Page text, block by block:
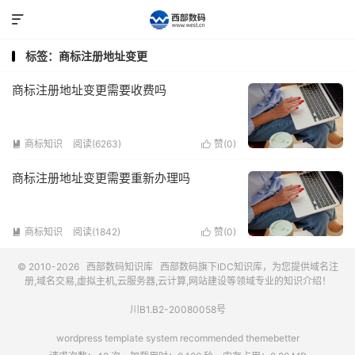

标签：商标注册地址变更
商标注册地址变更需要收费吗
 商标知识 阅读(6263)  赞(0)
商标注册地址变更需要重新办理吗
 商标知识 阅读(1842)  赞(0)
© 2010-2026 西部数码知识库 西部数码旗下IDC知识库，为您提供域名注
册,域名交易,虚拟主机,云服务器,云计算,网站建设等领域专业的知识介绍！
川B1.B2-20080058号
wordpress template system recommended themebetter